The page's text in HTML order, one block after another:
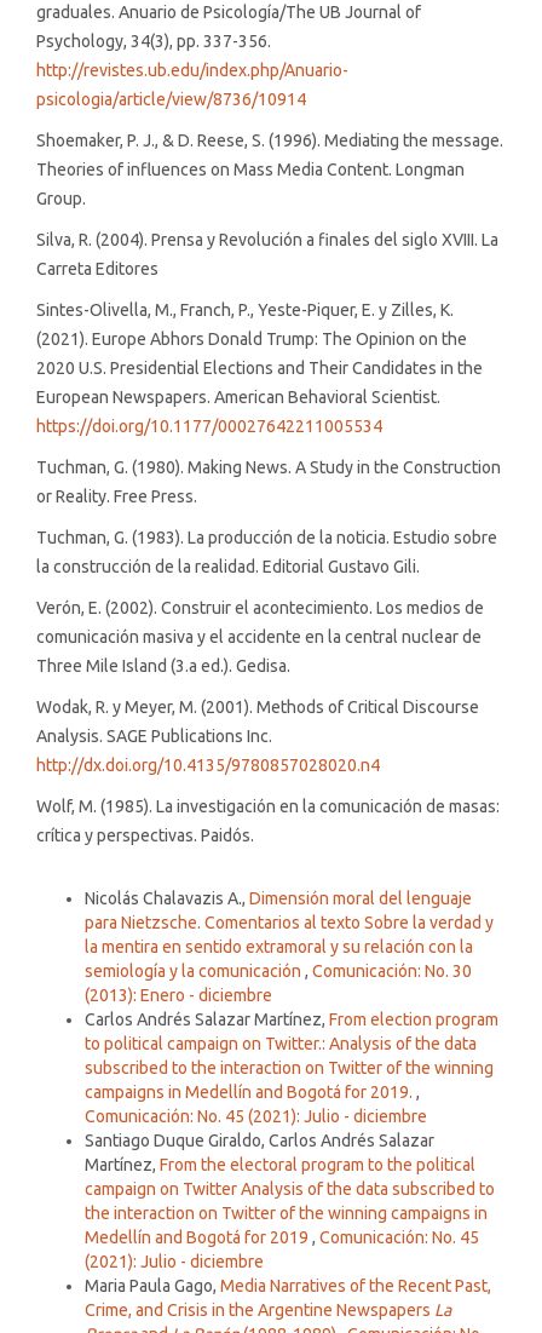
graduales. Anuario de Psicología/The UB Journal of
Psychology, 34(3), pp. 337-356.
http://revistes.ub.edu/index.php/Anuario-
psicologia/article/view/8736/10914
Shoemaker, P. J., & D. Reese, S. (1996). Mediating the message.
Theories of influences on Mass Media Content. Longman
Group.
Silva, R. (2004). Prensa y Revolución a finales del siglo XVIII. La
Carreta Editores
Sintes-Olivella, M., Franch, P., Yeste-Piquer, E. y Zilles, K.
(2021). Europe Abhors Donald Trump: The Opinion on the
2020 U.S. Presidential Elections and Their Candidates in the
European Newspapers. American Behavioral Scientist.
https://doi.org/10.1177/00027642211005534
Tuchman, G. (1980). Making News. A Study in the Construction
or Reality. Free Press.
Tuchman, G. (1983). La producción de la noticia. Estudio sobre
la construcción de la realidad. Editorial Gustavo Gili.
Verón, E. (2002). Construir el acontecimiento. Los medios de
comunicación masiva y el accidente en la central nuclear de
Three Mile Island (3.a ed.). Gedisa.
Wodak, R. y Meyer, M. (2001). Methods of Critical Discourse
Analysis. SAGE Publications Inc.
http://dx.doi.org/10.4135/9780857028020.n4
Wolf, M. (1985). La investigación en la comunicación de masas:
crítica y perspectivas. Paidós.
Nicolás Chalavazis A., Dimensión moral del lenguaje
para Nietzsche. Comentarios al texto Sobre la verdad y
la mentira en sentido extramoral y su relación con la
semiología y la comunicación , Comunicación: No. 30
(2013): Enero - diciembre
Carlos Andrés Salazar Martínez, From election program
to political campaign on Twitter.: Analysis of the data
subscribed to the interaction on Twitter of the winning
campaigns in Medellín and Bogotá for 2019. ,
Comunicación: No. 45 (2021): Julio - diciembre
Santiago Duque Giraldo, Carlos Andrés Salazar
Martínez, From the electoral program to the political
campaign on Twitter Analysis of the data subscribed to
the interaction on Twitter of the winning campaigns in
Medellín and Bogotá for 2019 , Comunicación: No. 45
(2021): Julio - diciembre
Maria Paula Gago, Media Narratives of the Recent Past,
Crime, and Crisis in the Argentine Newspapers La